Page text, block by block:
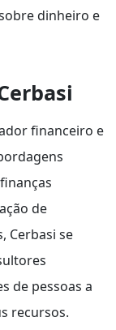
dinheiro e
financeiro e
de
Cerbasi se
de pessoas a
recursos.